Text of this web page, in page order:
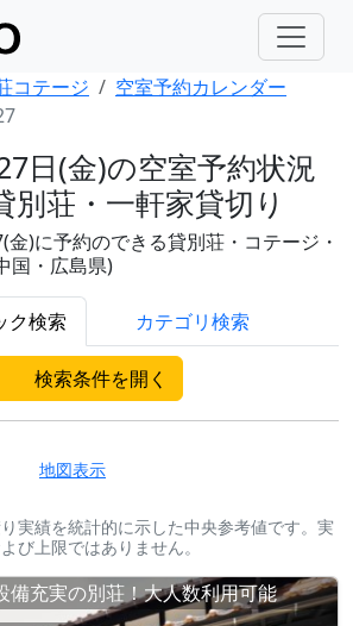
コテージ
空室予約カレンダー
日(金)の空室予約状況
別荘・一軒家貸切り
)に予約のできる貸別荘・コテージ・
国・広島県)
ク検索 カテゴリ検索
検索条件を開く
地図表示
実績を統計的に示した中央参考値です。実
び上限ではありません。
備充実の別荘！大人数利用可能